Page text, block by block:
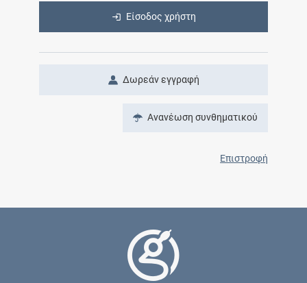
Είσοδος χρήστη
Δωρεάν εγγραφή
Ανανέωση συνθηματικού
Επιστροφή